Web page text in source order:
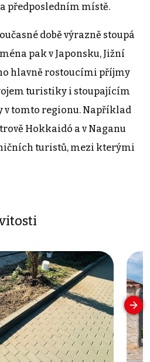
předposledním místě.
době výrazně stoupá
pak v Japonsku, Jižní
hlavně rostoucími příjmy
turistiky i stoupajícím
v tomto regionu. Například
Hokkaidó a v Naganu
turistů, mezi kterými